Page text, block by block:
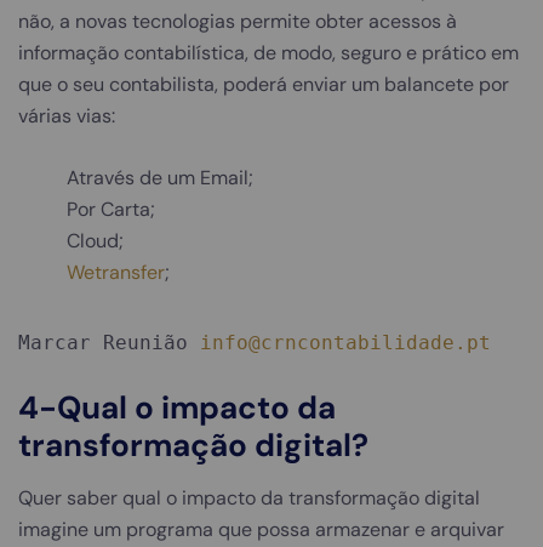
não, a novas tecnologias permite obter acessos à
informação contabilística, de modo, seguro e prático em
que o seu contabilista, poderá enviar um balancete por
várias vias:
Através de um Email;
Por Carta;
Cloud;
Wetransfer;
Marcar Reunião info@crncontabilidade.pt
4-Qual o impacto da
transformação digital?
Quer saber qual o impacto da transformação digital
imagine um programa que possa armazenar e arquivar